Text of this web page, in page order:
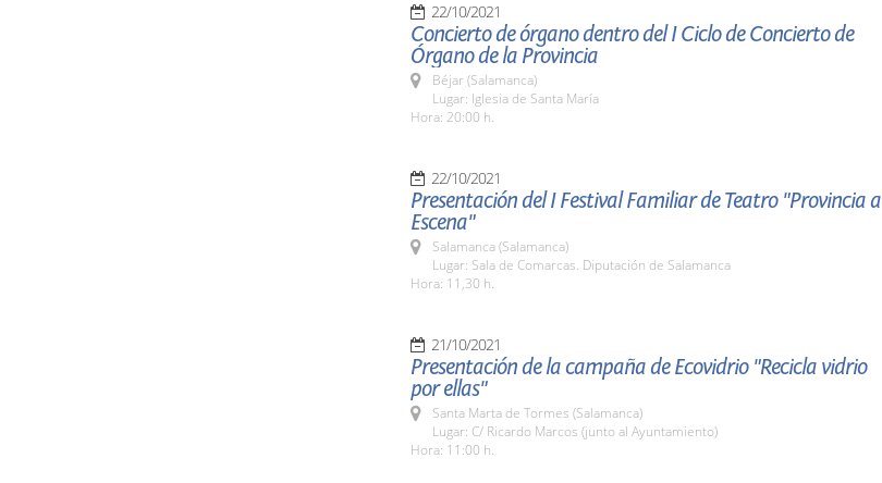
22/10/2021
Concierto de órgano dentro del I Ciclo de Concierto de
Órgano de la Provincia
Béjar (Salamanca)
Lugar: Iglesia de Santa María
Hora: 20:00 h.
22/10/2021
Presentación del I Festival Familiar de Teatro "Provincia a
Escena"
Salamanca (Salamanca)
Lugar: Sala de Comarcas. Diputación de Salamanca
Hora: 11,30 h.
21/10/2021
Presentación de la campaña de Ecovidrio "Recicla vidrio
por ellas"
Santa Marta de Tormes (Salamanca)
Lugar: C/ Ricardo Marcos (junto al Ayuntamiento)
Hora: 11:00 h.